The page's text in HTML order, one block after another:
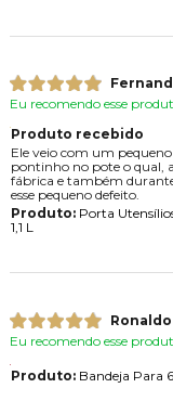
Eu recomendo esse
Produto recebido
Ele veio com um
pontinho no pote o qual,
fábrica e também
esse pequeno defeito.
Produto:Porta
1,1 L
Ronaldo
Eu recomendo esse
Produto:Bandeja Para